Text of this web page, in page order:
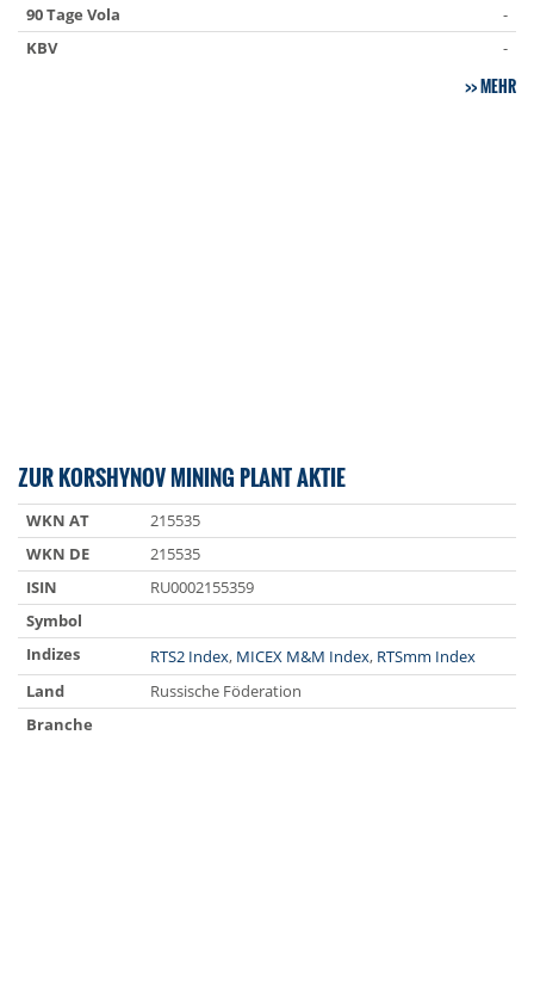
90 Tage Vola
-
KBV
-
MEHR
ZUR KORSHYNOV MINING PLANT AKTIE
WKN AT
215535
WKN DE
215535
ISIN
RU0002155359
Symbol
Indizes
RTS2 Index, MICEX M&M Index, RTSmm Index
Land
Russische Föderation
Branche